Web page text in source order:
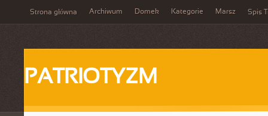
Strona główna Archiwum Domek Kategorie Marsz Spis
PATRIOTYZM